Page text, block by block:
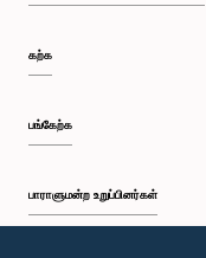
கற்க
பங்கேற்க
பாராளுமன்ற உறுப்பினர்கள்